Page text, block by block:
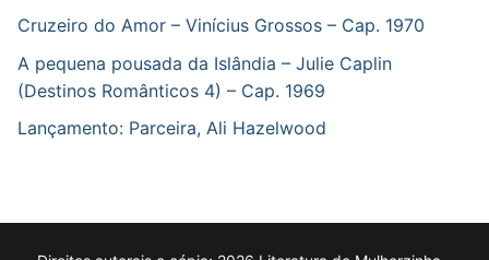
Cruzeiro do Amor – Vinícius Grossos – Cap. 1970
A pequena pousada da Islândia – Julie Caplin
(Destinos Românticos 4) – Cap. 1969
Lançamento: Parceira, Ali Hazelwood